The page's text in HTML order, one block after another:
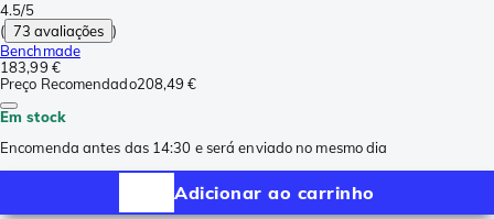
4.5/5
( 73 avaliações )
Benchmade
183,99 €
Preço Recomendado208,49 €
Em stock
Encomenda antes das 14:30 e será enviado no mesmo dia
Adicionar ao carrinho